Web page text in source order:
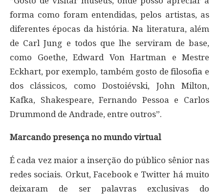
forma como foram entendidas, pelos artistas, as
diferentes épocas da história. Na literatura, além
de Carl Jung e todos que lhe serviram de base,
como Goethe, Edward Von Hartman e Mestre
Eckhart, por exemplo, também gosto de filosofia e
dos clássicos, como Dostoiévski, John Milton,
Kafka, Shakespeare, Fernando Pessoa e Carlos
Drummond de Andrade, entre outros”.
Marcando presença no mundo virtual
É cada vez maior a inserção do público sênior nas
redes sociais. Orkut, Facebook e Twitter há muito
deixaram de ser palavras exclusivas do